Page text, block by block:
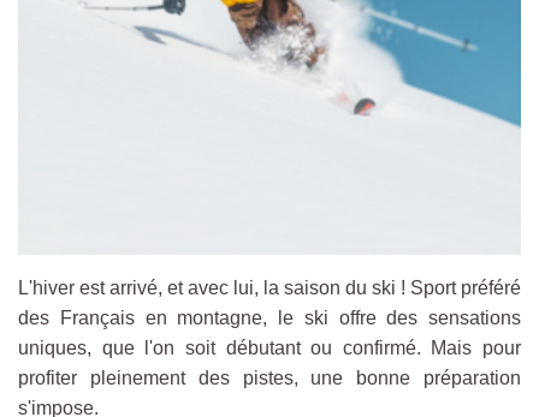
L'hiver est arrivé, et avec lui, la saison du ski ! Sport préféré
des Français en montagne, le ski offre des sensations
uniques, que l'on soit débutant ou confirmé. Mais pour
profiter pleinement des pistes, une bonne préparation
s'impose.